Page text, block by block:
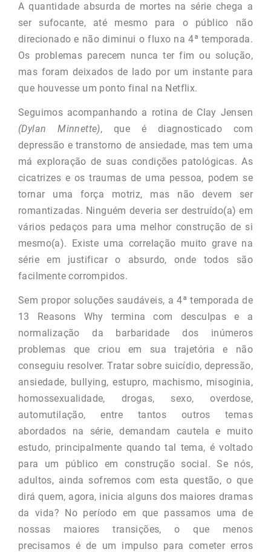
A quantidade absurda de mortes na série chega a
ser sufocante, até mesmo para o público não
direcionado e não diminui o fluxo na 4ª temporada.
Os problemas parecem nunca ter fim ou solução,
mas foram deixados de lado por um instante para
que houvesse um ponto final na Netflix.
Seguimos acompanhando a rotina de Clay Jensen
(Dylan Minnette), que é diagnosticado com
depressão e transtorno de ansiedade, mas tem uma
má exploração de suas condições patológicas. As
cicatrizes e os traumas de uma pessoa, podem se
tornar uma força motriz, mas não devem ser
romantizadas. Ninguém deveria ser destruído(a) em
vários pedaços para uma melhor construção de si
mesmo(a). Existe uma correlação muito grave na
série em justificar o absurdo, onde todos são
facilmente corrompidos.
Sem propor soluções saudáveis, a 4ª temporada de
13 Reasons Why termina com desculpas e a
normalização da barbaridade dos inúmeros
problemas que criou em sua trajetória e não
conseguiu resolver. Tratar sobre suicídio, depressão,
ansiedade, bullying, estupro, machismo, misoginia,
homossexualidade, drogas, sexo, overdose,
automutilação, entre tantos outros temas
abordados na série, demandam cautela e muito
estudo, principalmente quando tal tema, é voltado
para um público em construção social. Se nós,
adultos, ainda sofremos com esta questão, o que
dirá quem, agora, inicia alguns dos maiores dramas
da vida? No período em que passamos uma de
nossas maiores transições, o que menos
precisamos é de um impulso para cometer erros